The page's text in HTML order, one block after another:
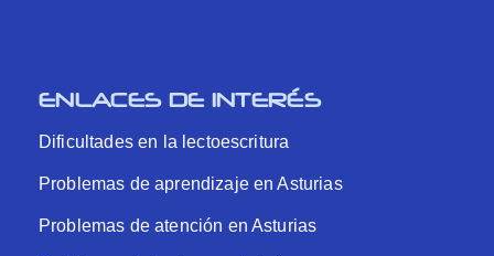
ENLACES DE INTERÉS
Dificultades en la lectoescritura
Problemas de aprendizaje en Asturias
Problemas de atención en Asturias